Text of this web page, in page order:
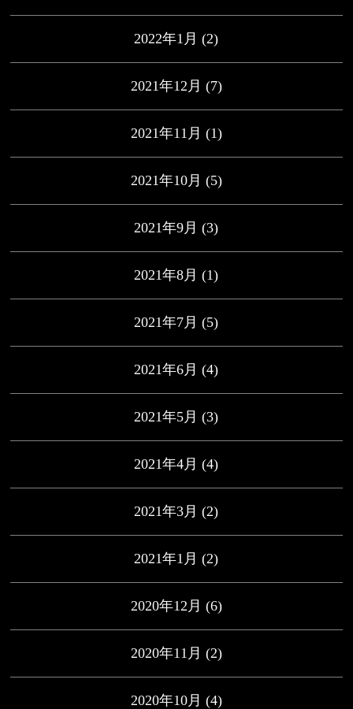
2022年1月 (2)
2021年12月 (7)
2021年11月 (1)
2021年10月 (5)
2021年9月 (3)
2021年8月 (1)
2021年7月 (5)
2021年6月 (4)
2021年5月 (3)
2021年4月 (4)
2021年3月 (2)
2021年1月 (2)
2020年12月 (6)
2020年11月 (2)
2020年10月 (4)